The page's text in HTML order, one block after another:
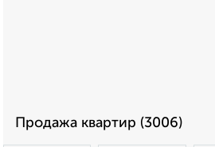
Продажа квартир (3006)